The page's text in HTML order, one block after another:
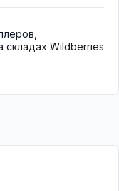
складах Wildberries